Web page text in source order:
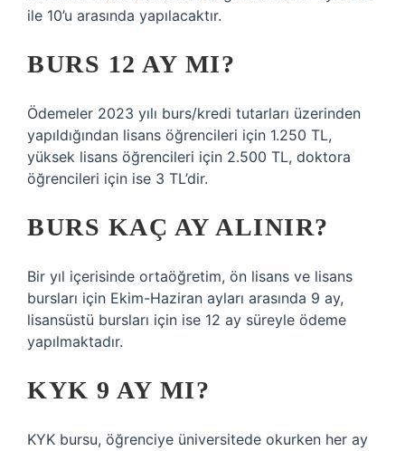
ile 10’u arasında yapılacaktır.
BURS 12 AY MI?
Ödemeler 2023 yılı burs/kredi tutarları üzerinden
yapıldığından lisans öğrencileri için 1.250 TL,
yüksek lisans öğrencileri için 2.500 TL, doktora
öğrencileri için ise 3 TL’dir.
BURS KAÇ AY ALINIR?
Bir yıl içerisinde ortaöğretim, ön lisans ve lisans
bursları için Ekim-Haziran ayları arasında 9 ay,
lisansüstü bursları için ise 12 ay süreyle ödeme
yapılmaktadır.
KYK 9 AY MI?
KYK bursu, öğrenciye üniversitede okurken her ay